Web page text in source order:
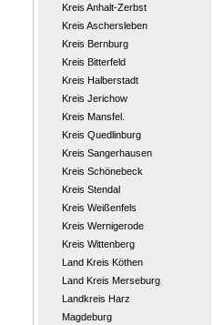
Kreis Anhalt-Zerbst
Kreis Aschersleben
Kreis Bernburg
Kreis Bitterfeld
Kreis Halberstadt
Kreis Jerichow
Kreis Mansfel.
Kreis Quedlinburg
Kreis Sangerhausen
Kreis Schönebeck
Kreis Stendal
Kreis Weißenfels
Kreis Wernigerode
Kreis Wittenberg
Land Kreis Köthen
Land Kreis Merseburg
Landkreis Harz
Magdeburg